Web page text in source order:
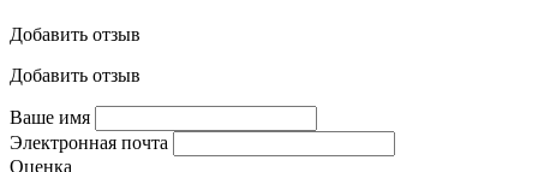
Добавить отзыв
Добавить отзыв
Ваше имя
Электронная почта
Оценка